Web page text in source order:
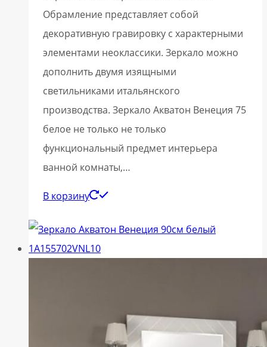
Обрамление представляет собой
декоративную гравировку с характерными
элементами неоклассики. Зеркало можно
дополнить двумя изящными
светильниками итальянского
производства. Зеркало Акватон Венеция 75
белое не только не только
функциональный предмет интерьера
ванной комнаты,…
В корзину